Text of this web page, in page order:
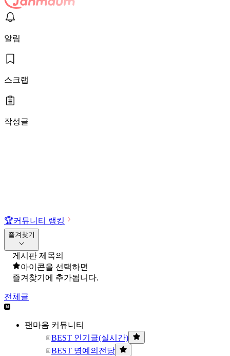
알림
스크랩
작성글
🏆커뮤니티 랭킹
즐겨찾기
게시판 제목의
아이콘을 선택하면
즐겨찾기에 추가됩니다.
전체글
팬마음 커뮤니티
BEST 인기글(실시간)
BEST 명예의전당